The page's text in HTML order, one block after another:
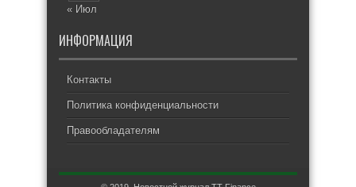
« Июл
ИНФОРМАЦИЯ
Контакты
Политика конфиденциальности
Правообладателям